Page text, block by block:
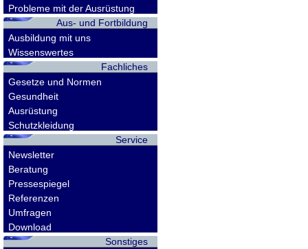
Probleme mit der Ausrüstung
Aus- und Fortbildung
Ausbildung mit uns
Wissenswertes
Fachliches
Gesetze und Normen
Gesundheit
Ausrüstung
Schutzkleidung
Service
Newsletter
Beratung
Pressespiegel
Referenzen
Umfragen
Download
Sonstiges